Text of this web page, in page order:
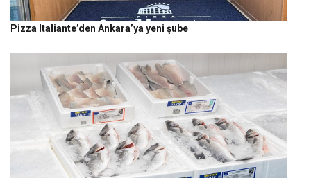
Pizza Italiante’den Ankara’ya yeni şube